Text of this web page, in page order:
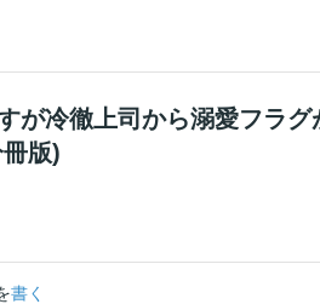
が冷徹上司から溺愛フラグ
版)
書く